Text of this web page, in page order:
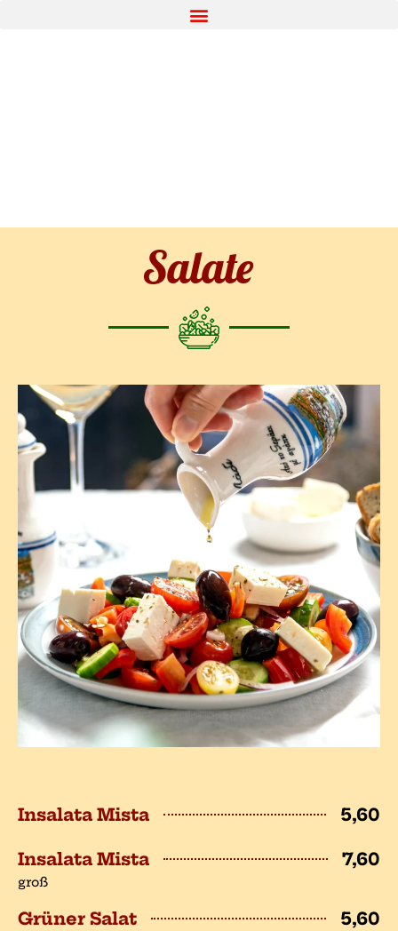
Salate
Insalata Mista 5,60
Insalata Mista 7,60
groß
Grüner Salat 5,60